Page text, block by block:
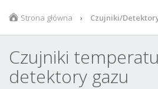
Strona główna Czujniki/
Czujniki
detektory gazu